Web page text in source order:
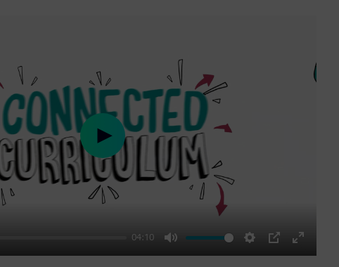
04:10
Mute Settings
PIP
Enter
Play